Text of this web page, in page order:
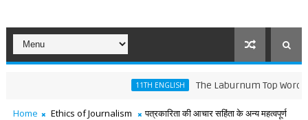
11TH ENGLISH The Laburnum Top Words
Home Ethics of Journalism
पत्रकारिता की आचार सहिंता के अन्य महत्वपूर्ण